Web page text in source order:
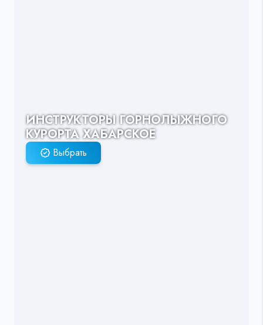
ИНСТРУКТОРЫ ГОРНОЛЫЖНОГО
КУРОРТА ХАБАРСКОЕ
Выбрать